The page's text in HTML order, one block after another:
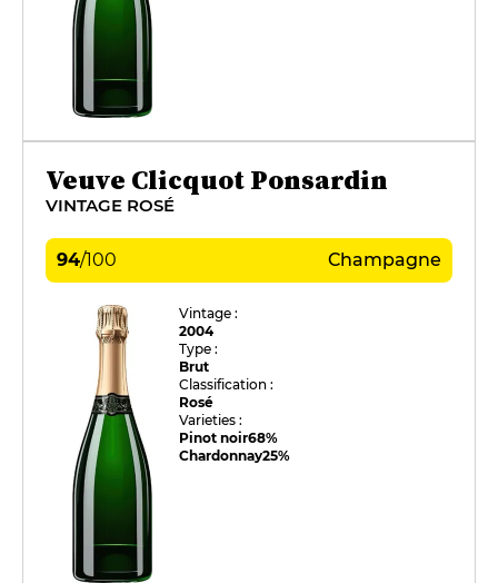
Veuve Clicquot Ponsardin
VINTAGE ROSÉ
94/100 Champagne
Vintage :
2004
Type :
Brut
Classification :
Rosé
Varieties :
Pinot noir68%
Chardonnay25%